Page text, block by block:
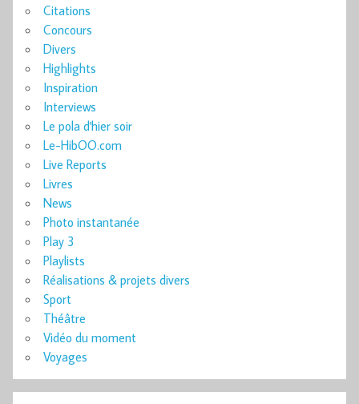
Citations
Concours
Divers
Highlights
Inspiration
Interviews
Le pola d'hier soir
Le-HibOO.com
Live Reports
Livres
News
Photo instantanée
Play 3
Playlists
Réalisations & projets divers
Sport
Théâtre
Vidéo du moment
Voyages